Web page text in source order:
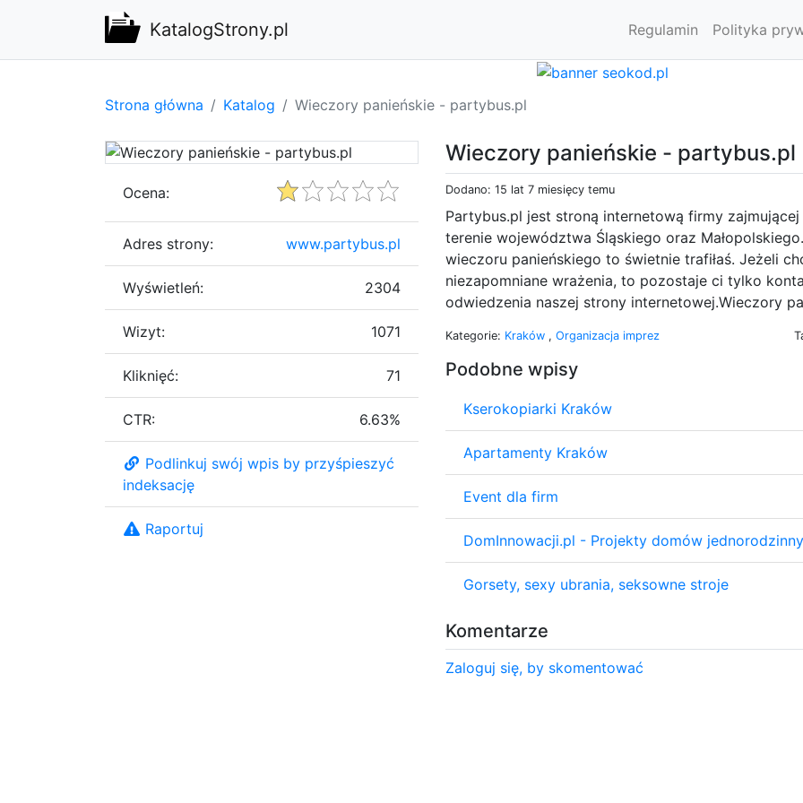
KatalogStrony.pl Regulamin Polityka
Strona główna Katalog Wieczory panieńskie - partybus.pl
Wieczory panieńskie - partybus.pl
Dodano: 15 lat 7 miesięcy temu
Partybus.pl jest stroną internetową firmy
terenie województwa Śląskiego oraz
wieczoru panieńskiego to świetnie trafiłaś. Jeżeli
niezapomniane wrażenia, to pozostaje ci tylko
odwiedzenia naszej strony internetowej.Wieczory
Kategorie: Kraków , Organizacja imprez
Podobne wpisy
Kserokopiarki Kraków
Apartamenty Kraków
Event dla firm
DomInnowacji.pl - Projekty domów
Gorsety, sexy ubrania, seksowne stroje
Komentarze
Zaloguj się, by skomentować
Ocena:
Adres strony: www.partybus.pl
Wyświetleń: 2304
Wizyt: 1071
Kliknięć: 71
CTR: 6.63%
Podlinkuj swój wpis by przyśpieszyć
indeksację
Raportuj